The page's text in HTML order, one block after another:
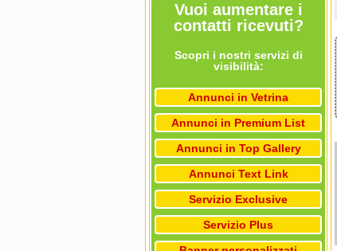
Vuoi aumentare i
contatti ricevuti?
Scopri i nostri servizi di
visibilità:
Annunci in Vetrina
Annunci in Premium List
Annunci in Top Gallery
Annunci Text Link
Servizio Exclusive
Servizio Plus